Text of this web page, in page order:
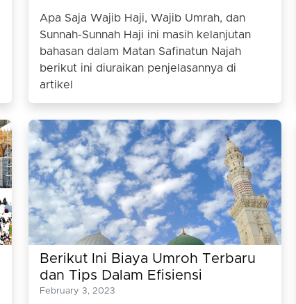
Apa Saja Wajib Haji, Wajib Umrah, dan
Sunnah-Sunnah Haji ini masih kelanjutan
bahasan dalam Matan Safinatun Najah
berikut ini diuraikan penjelasannya di
artikel
Berikut Ini Biaya Umroh Terbaru
dan Tips Dalam Efisiensi
Keuangan
February 3, 2023